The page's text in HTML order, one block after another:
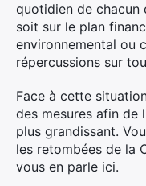
quotidien de chacun
soit sur le plan
environnemental ou
répercussions sur
Face à cette
des mesures afin de
plus grandissant.
les retombées de la
vous en parle ici.